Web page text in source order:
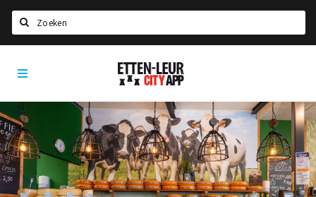
Home
Agenda
Deals
Party pics
Nieuws, interviews & blogs
Etten-
Leur
App